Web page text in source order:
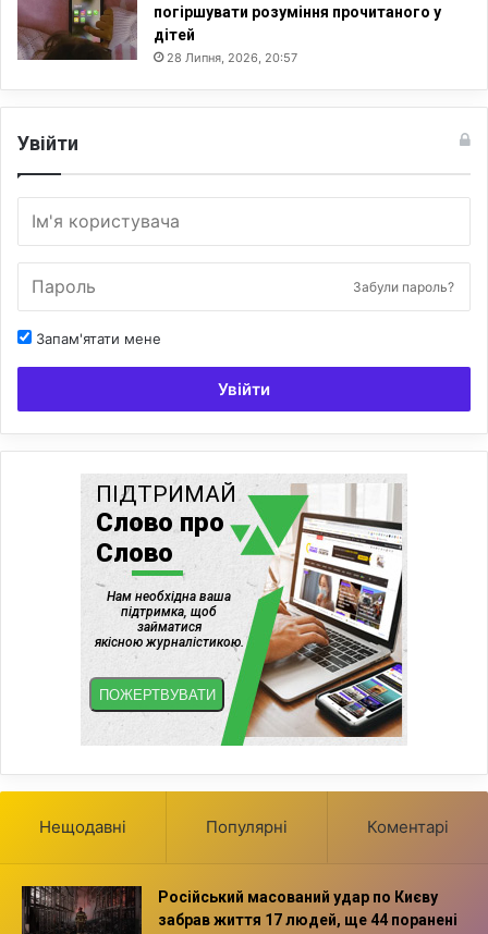
погіршувати розуміння прочитаного у
дітей
28 Липня, 2026, 20:57
Увійти
Забули пароль?
Запам'ятати мене
Увійти
Нещодавні Популярні Коментарі
Російський масований удар по Києву
забрав життя 17 людей, ще 44 поранені